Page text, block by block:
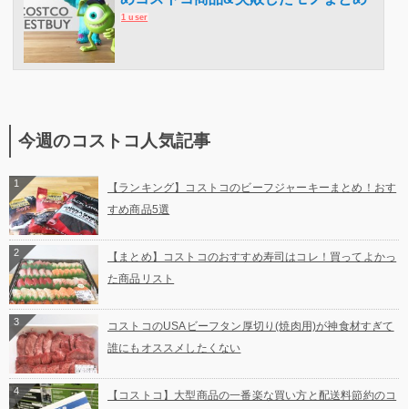
1 user
今週のコストコ人気記事
1
【ランキング】コストコのビーフジャーキーまとめ！おす
すめ商品5選
2
【まとめ】コストコのおすすめ寿司はコレ！買ってよかっ
た商品リスト
3
コストコのUSAビーフタン厚切り(焼肉用)が神食材すぎて
誰にもオススメしたくない
4
【コストコ】大型商品の一番楽な買い方と配送料節約のコ